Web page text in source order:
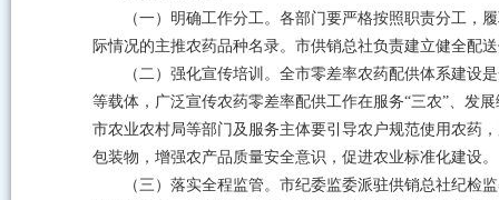
（一）明确工作分工。各部门要严格按照职责分工
际情况的主推农药品种名录。市供销总社负责建立健全配
（二）强化宣传培训。全市零差率农药配供体系建
等载体，广泛宣传农药零差率配供工作在服务“三农”、发
市农业农村局等部门及服务主体要引导农户规范使用农药
包装物，增强农产品质量安全意识，促进农业标准化建设。
（三）落实全程监管。市纪委监委派驻供销总社纪